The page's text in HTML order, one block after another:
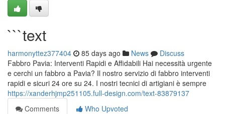
```text
harmonyttez377404 85 days ago News
Discuss
Fabbro Pavia: Interventi Rapidi e Affidabili Hai necessità urgente
e cerchi un fabbro a Pavia? Il nostro servizio di fabbro interventi
rapidi e sicuri 24 ore su 24. I nostri tecnici di artigiani è sempre
https://xanderhjmp251105.full-design.com/text-83879137
Comments
Who Upvoted